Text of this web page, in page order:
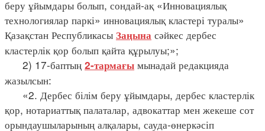
беру ұйымдары болып, сондай-ақ «Инновациялық
технологиялар паркі» инновациялық кластері туралы»
Қазақстан Республикасы Заңына сәйкес дербес
кластерлік қор болып қайта құрылуы;»;
2) 17-баптың 2-тармағы мынадай редакцияда
жазылсын:
«2. Дербес білім беру ұйымдары, дербес кластерлік
қор, нотариаттық палаталар, адвокаттар мен жекеше сот
орындаушыларының алқалары, сауда-өнеркәсіп